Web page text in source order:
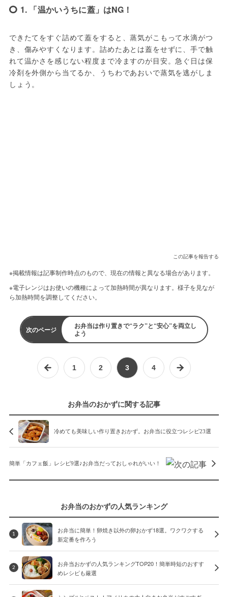
1. 「温かいうちに蓋」はNG！
できたてをすぐ詰めて蓋をすると、蒸気がこもって水滴がつ
き、傷みやすくなります。詰めたあとは蓋をせずに、手で触
れて温かさを感じない程度まで冷ますのが目安。急ぐ日は保
冷剤を外側から当てるか、うちわであおいで蒸気を逃がしま
しょう。
この記事を報告する
※掲載情報は記事制作時点のもので、現在の情報と異なる場合があります。
※電子レンジはお使いの機種によって加熱時間が異なります。様子を見なが
ら加熱時間を調整してください。
次のページ
お弁当は作り置きで“ラク”と“安心”を両立し
よう
1 2 3 4
お弁当のおかずに関する記事
冷めても美味しい作り置きおかず。お弁当に役立つレシピ23選
簡単「カフェ飯」レシピ9選♪お弁当だっておしゃれがいい！
お弁当のおかずの人気ランキング
1
お弁当に簡単！卵焼き以外の卵おかず18選。ワクワクする
新定番を作ろう
2
お弁当おかずの人気ランキングTOP20！簡単時短のおすす
めレシピも厳選